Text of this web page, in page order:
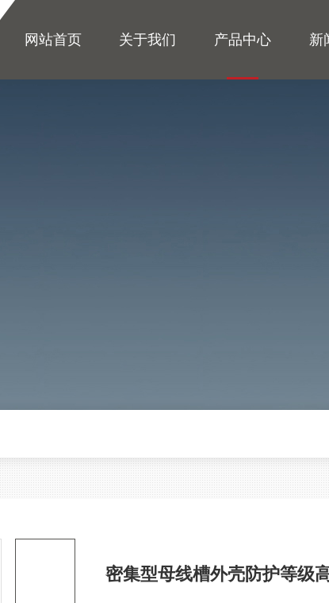
网站首页 关于我们 产品中心 新
密集型母线槽外壳防护等级